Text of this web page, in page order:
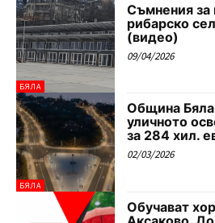
БЯЛА
Съмнения
рибарско
(видео)
09/04/2026
БЯЛА
Община
уличното
за 284 хил.
02/03/2026
Обучават